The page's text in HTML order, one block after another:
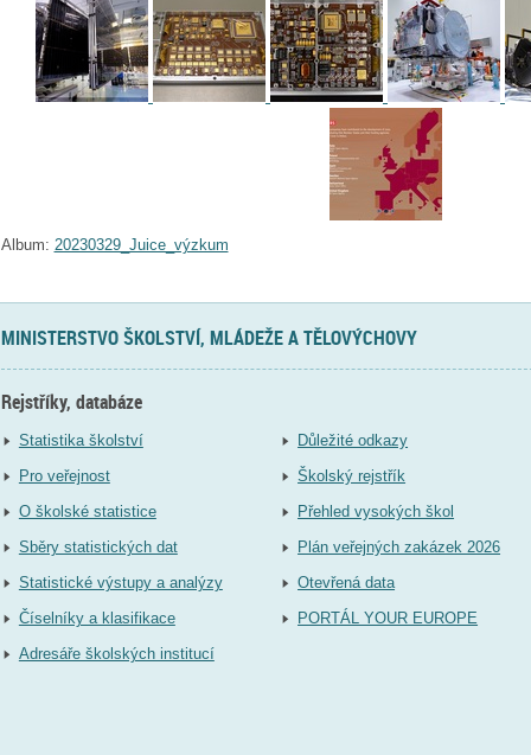
Album: 20230329_Juice_výzkum
MINISTERSTVO ŠKOLSTVÍ, MLÁDEŽE A TĚLOVÝCHOVY
Rejstříky, databáze
Statistika školství
Pro veřejnost
O školské statistice
Sběry statistických dat
Statistické výstupy a analýzy
Číselníky a klasifikace
Adresáře školských institucí
Důležité odkazy
Školský rejstřík
Přehled vysokých škol
Plán veřejných zakázek 2026
Otevřená data
PORTÁL YOUR EUROPE